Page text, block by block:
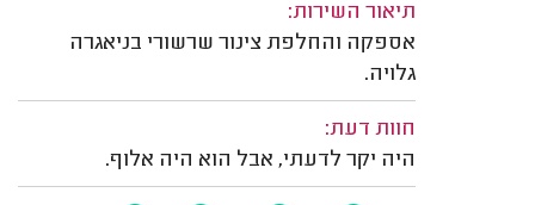
תיאור השירות:
אספקה והחלפת צינור שרשורי בניאגרה
גלויה.
חוות דעת:
היה יקר לדעתי, אבל הוא היה אלוף.